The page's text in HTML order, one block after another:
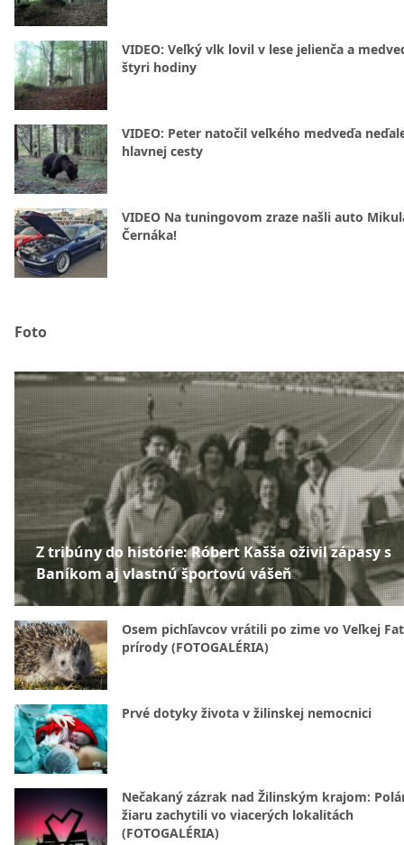
VIDEO: Veľký vlk lovil v lese jelienča a
štyri hodiny
VIDEO: Peter natočil veľkého medveďa
hlavnej cesty
VIDEO Na tuningovom zraze našli auto
Černáka!
Foto
Z tribúny do histórie: Róbert Kašša oživil zápasy s
Baníkom aj vlastnú športovú vášeň
Osem pichľavcov vrátili po zime vo Veľkej
prírody (FOTOGALÉRIA)
Prvé dotyky života v žilinskej nemocnici
Nečakaný zázrak nad Žilinským krajom:
žiaru zachytili vo viacerých lokalitách
(FOTOGALÉRIA)